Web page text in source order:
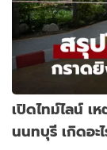
เปิดไทม์ไลน์ เ
นนทบุรี เกิดอะ